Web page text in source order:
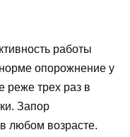
работы
опорожнение у
реже трех раз в
Запор
любом возрасте.